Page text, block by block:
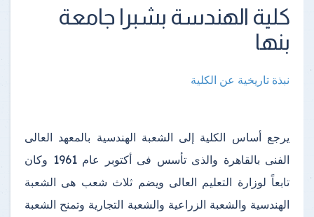
كلية الهندسة بشبرا جامعة
بنها
نبذة تاريخية عن الكلية
يرجع أساس الكلية إلى الشعبة الهندسية بالمعهد العالى
الفنى بالقاهرة والذى تأسس فى أكتوبر عام 1961 وكان
تابعاً لوزارة التعليم العالى ويضم ثلاث شعب هى الشعبة
الهندسية والشعبة الزراعية والشعبة التجارية وتمنح الشعبة